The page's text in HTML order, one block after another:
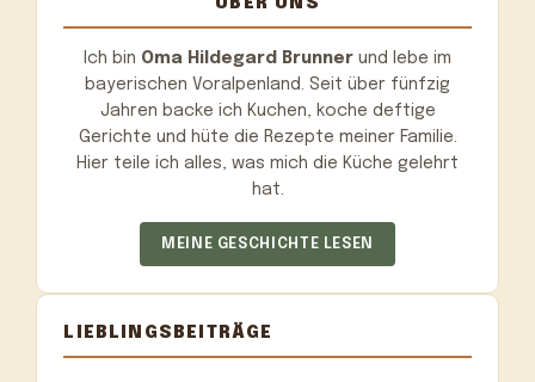
Ich bin Oma Hildegard Brunner und lebe im
bayerischen Voralpenland. Seit über fünfzig
Jahren backe ich Kuchen, koche deftige
Gerichte und hüte die Rezepte meiner Familie.
Hier teile ich alles, was mich die Küche gelehrt
hat.
MEINE GESCHICHTE LESEN
LIEBLINGSBEITRÄGE